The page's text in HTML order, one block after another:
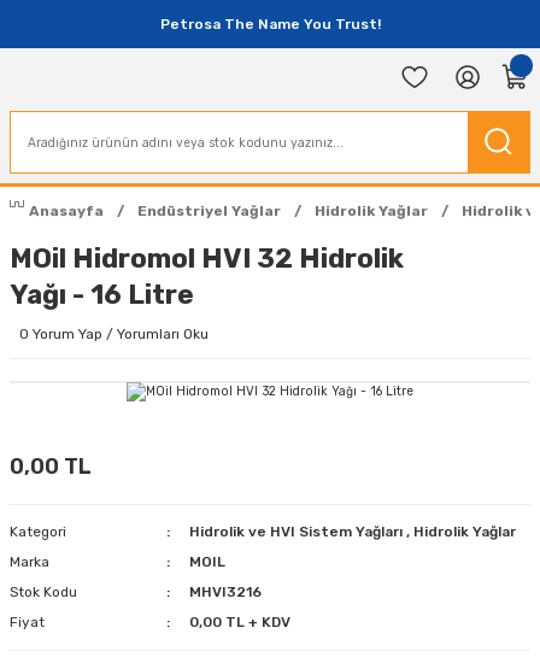
Petrosa The Name You Trust!
Anasayfa Endüstriyel Yağlar Hidrolik Yağlar Hidrolik
MOil Hidromol HVI 32 Hidrolik
Yağı - 16 Litre
0 Yorum Yap / Yorumları Oku
0,00 TL
Kategori Hidrolik ve HVI Sistem Yağları , Hidrolik Yağlar
Marka
MOIL
Stok Kodu
MHVI3216
Fiyat
0,00 TL + KDV